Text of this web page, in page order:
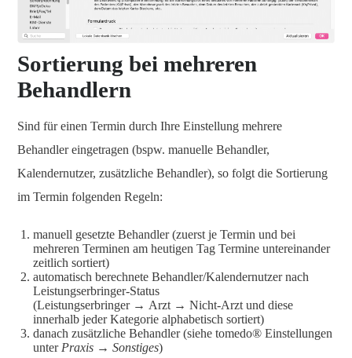
Sortierung bei mehreren
Behandlern
Sind für einen Termin durch Ihre Einstellung mehrere
Behandler eingetragen (bspw. manuelle Behandler,
Kalendernutzer, zusätzliche Behandler), so folgt die Sortierung
im Termin folgenden Regeln:
manuell gesetzte Behandler (zuerst je Termin und bei
mehreren Terminen am heutigen Tag Termine untereinander
zeitlich sortiert)
automatisch berechnete Behandler/Kalendernutzer nach
Leistungserbringer-Status
(Leistungserbringer → Arzt → Nicht-Arzt und diese
innerhalb jeder Kategorie alphabetisch sortiert)
danach zusätzliche Behandler (siehe tomedo® Einstellungen
unterPraxis → Sonstiges)